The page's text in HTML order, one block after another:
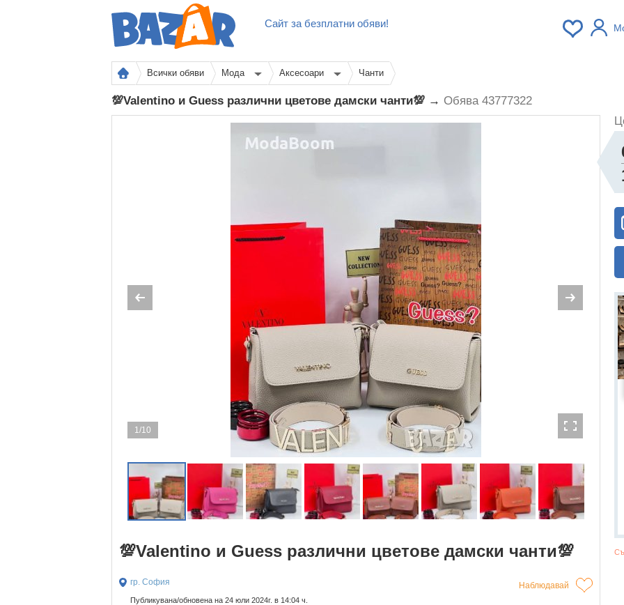
Сайт за безплатни обяви!
Всички обяви Мода Аксесоари Чанти
💯Valentino и Guess различни цветове дамски чанти💯 → Обява 43777322
1/10
💯Valentino и Guess различни цветове дамски чанти💯
гр. София Наблюдавай
Публикувана/обновена на 24 юли 2024г. в 14:04 ч.